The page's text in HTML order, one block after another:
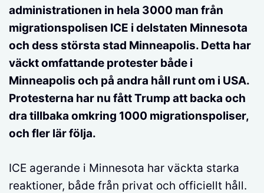
administrationen in hela 3000 man från
migrationspolisen ICE i delstaten Minnesota
och dess största stad Minneapolis. Detta har
väckt omfattande protester både i
Minneapolis och på andra håll runt om i USA.
Protesterna har nu fått Trump att backa och
dra tillbaka omkring 1000 migrationspoliser,
och fler lär följa.
ICE agerande i Minnesota har väckta starka
reaktioner, både från privat och officiellt håll.